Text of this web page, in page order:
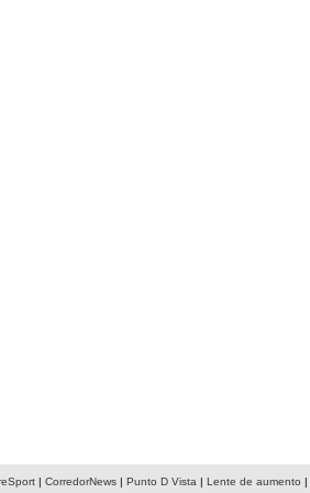
| CorredorNews| Punto D Vista | Lente de aumento |